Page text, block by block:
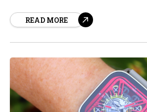
Aunque no está en peligro de
READ MORE